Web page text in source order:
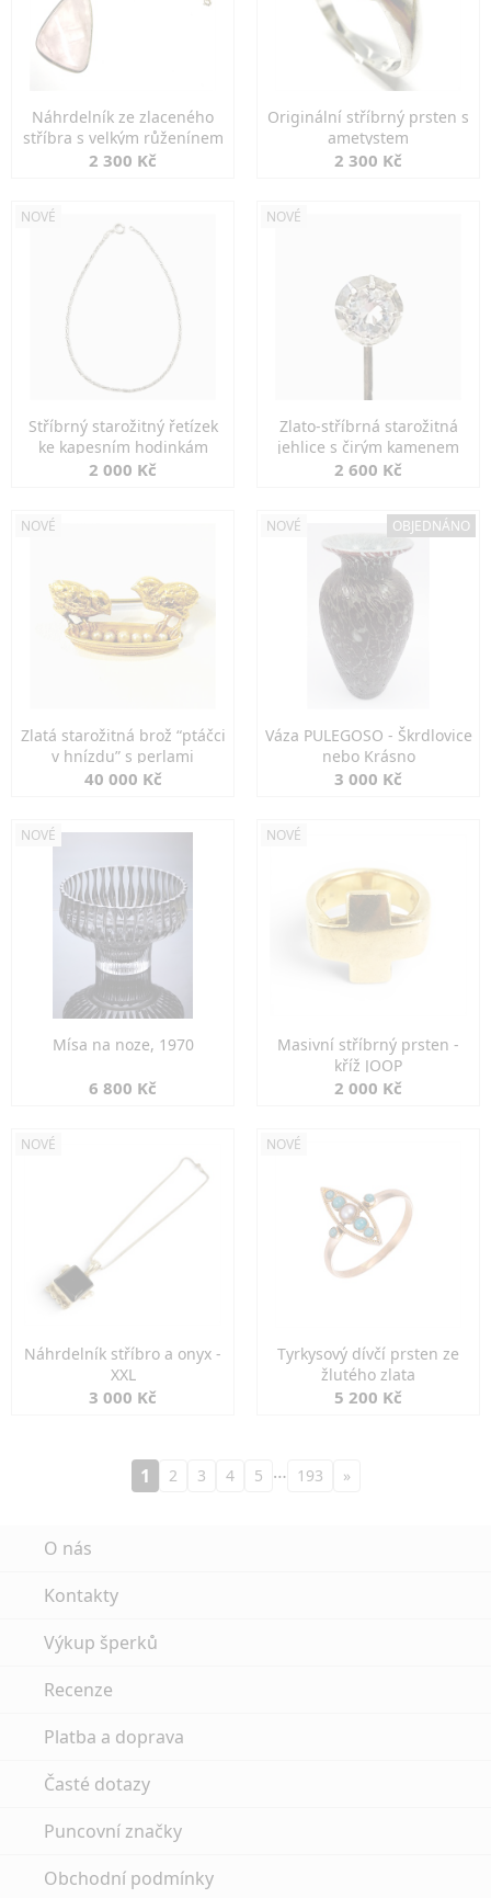
Náhrdelník ze zlaceného
stříbra s velkým růženínem
2 300 Kč
Originální stříbrný prsten s
ametystem
2 300 Kč
NOVÉ
Stříbrný starožitný řetízek
ke kapesním hodinkám
2 000 Kč
NOVÉ
Zlato-stříbrná starožitná
jehlice s čirým kamenem
2 600 Kč
NOVÉ
Zlatá starožitná brož “ptáčci
v hnízdu” s perlami
40 000 Kč
NOVÉ OBJEDNÁNO
Váza PULEGOSO - Škrdlovice
nebo Krásno
3 000 Kč
NOVÉ
Mísa na noze, 1970
6 800 Kč
NOVÉ
Masivní stříbrný prsten -
kříž JOOP
2 000 Kč
NOVÉ
Náhrdelník stříbro a onyx -
XXL
3 000 Kč
NOVÉ
Tyrkysový dívčí prsten ze
žlutého zlata
5 200 Kč
1 2 3 4 5 … 193 »
O nás
Kontakty
Výkup šperků
Recenze
Platba a doprava
Časté dotazy
Puncovní značky
Obchodní podmínky